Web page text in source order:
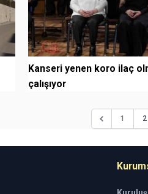
Kanseri yenen koro ilaç
çalışıyor
1 2